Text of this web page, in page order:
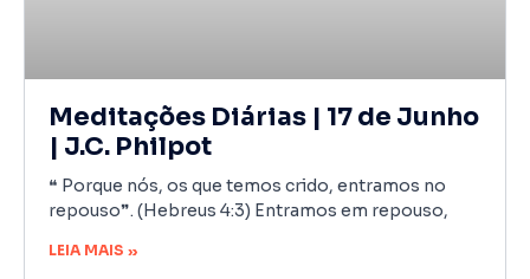
Meditações Diárias | 17 de Junho
| J.C. Philpot
❝ Porque nós, os que temos crido, entramos no
repouso❞. (Hebreus 4:3) Entramos em repouso,
LEIA MAIS »